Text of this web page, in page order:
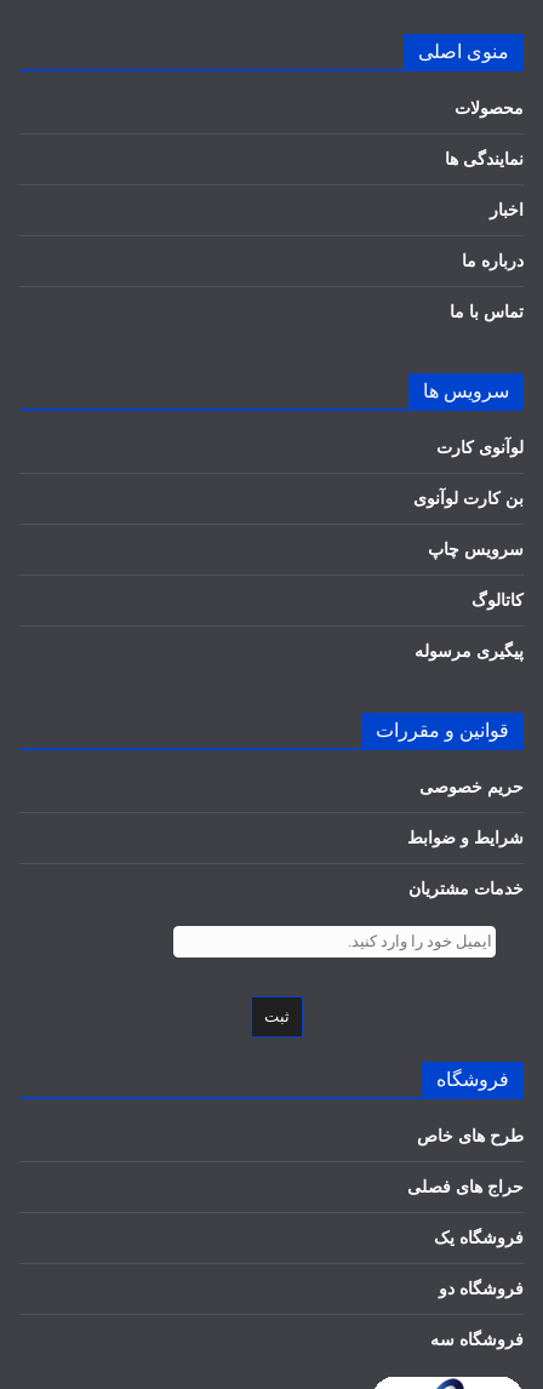
منوی اصلی
محصولات
نمایندگی ها
اخبار
درباره ما
تماس با ما
سرویس ها
لوآنوی کارت
بن کارت لوآنوی
سرویس چاپ
کاتالوگ
پیگیری مرسوله
قوانین و مقررات
حریم خصوصی
شرایط و ضوابط
خدمات مشتریان
ثبت
فروشگاه
طرح های خاص
حراج های فصلی
فروشگاه یک
فروشگاه دو
فروشگاه سه